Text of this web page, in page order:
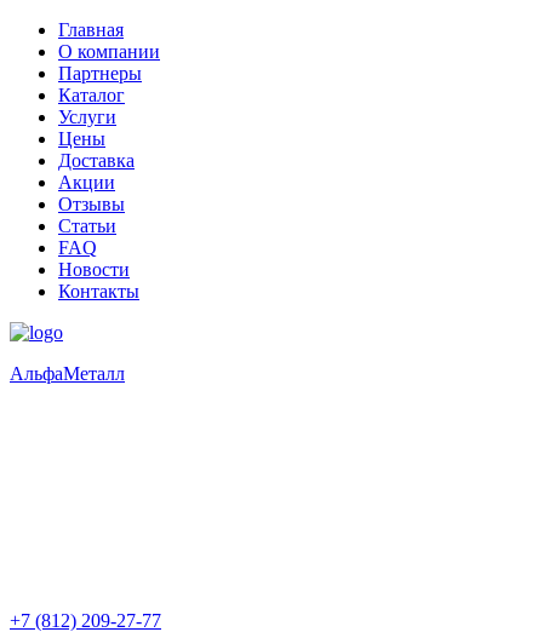
Главная
О компании
Партнеры
Каталог
Услуги
Цены
Доставка
Акции
Отзывы
Статьи
FAQ
Новости
Контакты
АльфаМеталл
+7 (812) 209-27-77